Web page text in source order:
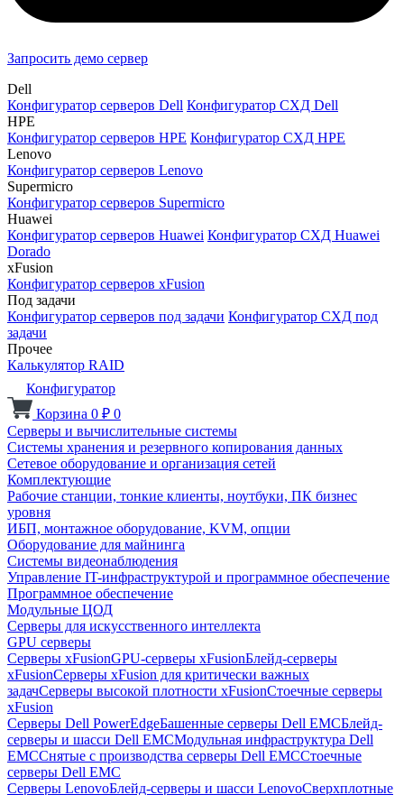
Запросить демо сервер
Dell
Конфигуратор серверов Dell Конфигуратор СХД Dell
HPE
Конфигуратор серверов HPE Конфигуратор СХД HPE
Lenovo
Конфигуратор серверов Lenovo
Supermicro
Конфигуратор серверов Supermicro
Huawei
Конфигуратор серверов Huawei Конфигуратор СХД Huawei
Dorado
xFusion
Конфигуратор серверов xFusion
Под задачи
Конфигуратор серверов под задачи Конфигуратор СХД под
задачи
Прочее
Калькулятор RAID
Конфигуратор
Корзина 0 ₽ 0
Серверы и вычислительные системы
Системы хранения и резервного копирования данных
Сетевое оборудование и организация сетей
Комплектующие
Рабочие станции, тонкие клиенты, ноутбуки, ПК бизнес
уровня
ИБП, монтажное оборудование, KVM, опции
Оборудование для майнинга
Системы видеонаблюдения
Управление IT-инфраструктурой и программное обеспечение
Программное обеспечение
Модульные ЦОД
Серверы для искусственного интеллекта
GPU серверы
Серверы xFusionGPU-серверы xFusionБлейд-серверы
xFusionСерверы xFusion для критически важных
задачСерверы высокой плотности xFusionСтоечные серверы
xFusion
Серверы Dell PowerEdgeБашенные серверы Dell EMCБлейд-
серверы и шасси Dell EMCМодульная инфраструктура Dell
EMCСнятые с производства серверы Dell EMCСтоечные
серверы Dell EMC
Серверы LenovoБлейд-серверы и шасси LenovoСверхплотные